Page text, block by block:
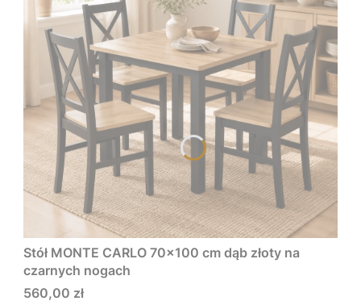
Stół MONTE CARLO 70x100 cm dąb złoty na
czarnych nogach
Cena
560,00 zł